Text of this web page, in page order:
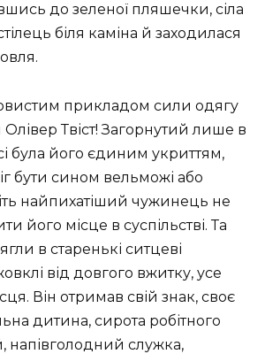
до зеленої пляшечки, сіла
біля каміна й заходилася
прикладом сили одягу
Твіст! Загорнутий лише в
була його єдиним укриттям,
бути сином вельможі або
найпихатіший чужинець не
його місце в суспільстві. Та
в старенькі ситцеві
від довгого вжитку, усе
Він отримав свій знак, своє
дитина, сирота робітного
напівголодний служка,